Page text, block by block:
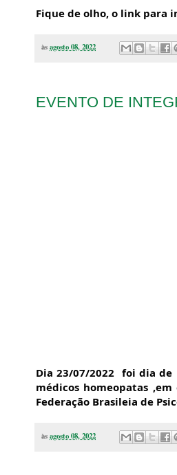
Fique de olho, o link para
àsagosto 08, 2022
EVENTO DE
Dia 23/07/2022 foi dia de
médicos homeopatas
Federação Brasileia de
àsagosto 08, 2022